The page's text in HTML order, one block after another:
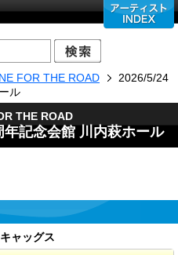
FOR THE ROAD
2026/5/24
ル
THE ROAD
記念会館 川内萩ホール
ャッグス